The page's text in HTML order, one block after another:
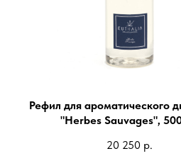
Рефил для ароматического
"Herbes Sauvages",
20 250 р.